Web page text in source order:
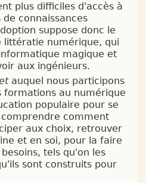
plus difficiles d'accès à
connaissances
suppose donc le
littératie numérique, qui
magique et
aux ingénieurs.
auquel nous participons
formations au numérique
populaire pour se
comment
aux choix, retrouver
et en soi, pour la faire
tels qu'on les
sont construits pour